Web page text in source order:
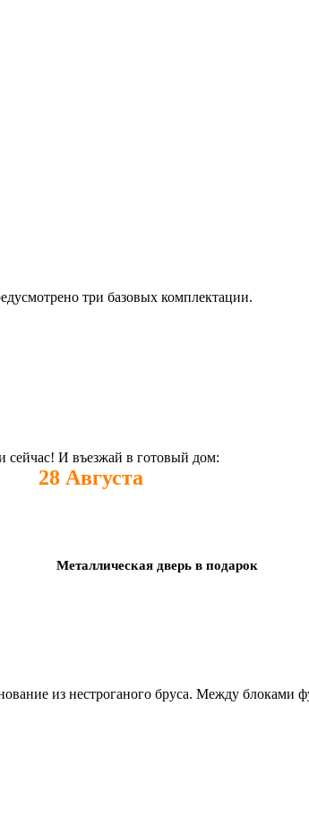
три базовых комплектации.
сейчас! И въезжай в готовый дом:
28 Августа
Металлическая дверь в подарок
из нестроганого бруса. Между блоками